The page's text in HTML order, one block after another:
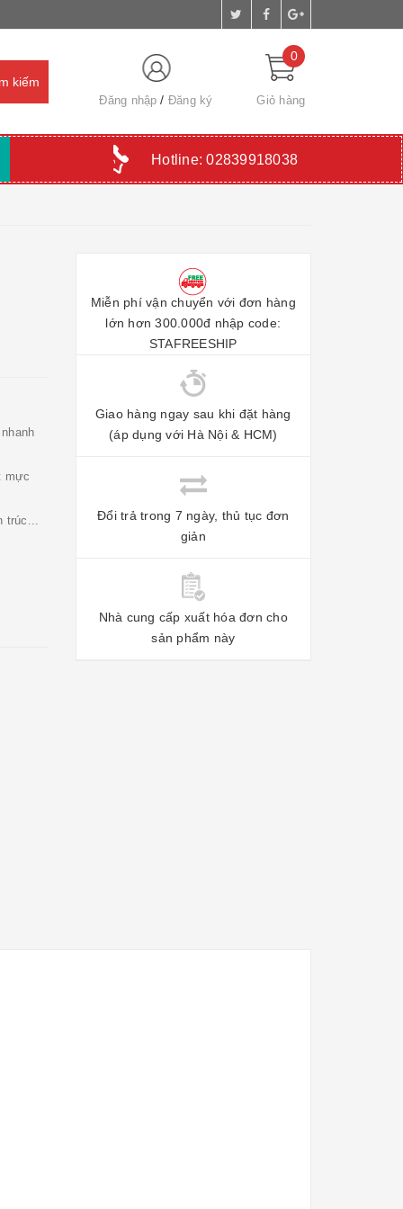
Đăng nhập Đăng ký
0
Giỏ hàng
Hotline:02839918038
mực
trúc...
Miễn phí vận chuyển với đơn hàng
lớn hơn 300.000đ nhập code:
STAFREESHIP
Giao hàng ngay sau khi đặt hàng
(áp dụng với Hà Nội & HCM)
Đổi trả trong 7 ngày, thủ tục đơn
giản
Nhà cung cấp xuất hóa đơn cho
sản phẩm này